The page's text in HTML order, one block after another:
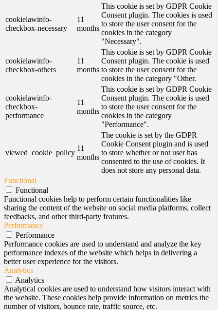
cookielawinfo-
checkbox-necessary
11
months
This cookie is set by GDPR Cookie
Consent plugin. The cookies is used
to store the user consent for the
cookies in the category
"Necessary".
cookielawinfo-
checkbox-others
11
months
This cookie is set by GDPR Cookie
Consent plugin. The cookie is used
to store the user consent for the
cookies in the category "Other.
cookielawinfo-
checkbox-
performance
11
months
This cookie is set by GDPR Cookie
Consent plugin. The cookie is used
to store the user consent for the
cookies in the category
"Performance".
viewed_cookie_policy
11
months
The cookie is set by the GDPR
Cookie Consent plugin and is used
to store whether or not user has
consented to the use of cookies. It
does not store any personal data.
Functional
Functional
Functional cookies help to perform certain functionalities like
sharing the content of the website on social media platforms, collect
feedbacks, and other third-party features.
Performance
Performance
Performance cookies are used to understand and analyze the key
performance indexes of the website which helps in delivering a
better user experience for the visitors.
Analytics
Analytics
Analytical cookies are used to understand how visitors interact with
the website. These cookies help provide information on metrics the
number of visitors, bounce rate, traffic source, etc.